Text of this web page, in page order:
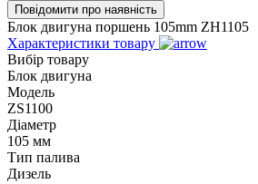
Повідомити про наявність
Блок двигуна поршень 105mm ZH1105
Характеристики товару
Вибір товару
Блок двигуна
Модель
ZS1100
Діаметр
105 мм
Тип палива
Дизель